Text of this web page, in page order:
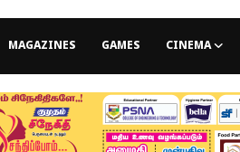
MAGAZINES GAMES CINEMA